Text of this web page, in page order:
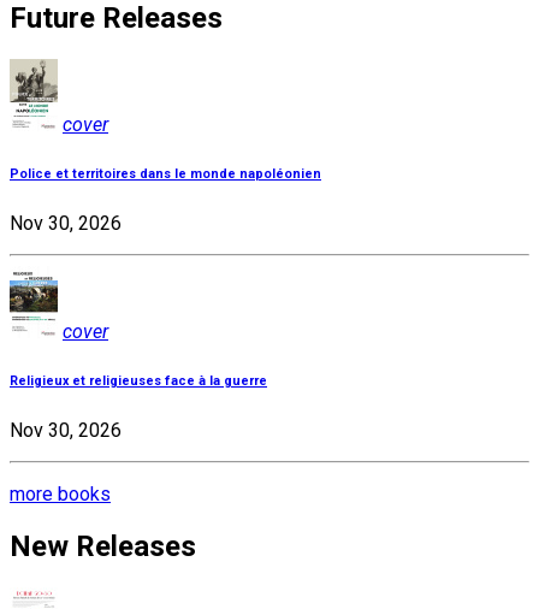
Future Releases
cover
Police et territoires dans le monde napoléonien
Nov 30, 2026
cover
Religieux et religieuses face à la guerre
Nov 30, 2026
more books
New Releases